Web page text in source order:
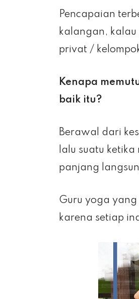
Pencapaian
kalangan, kalau
privat /
Kenapa
baik itu?
Berawal dari
lalu suatu
panjang
Guru yoga
karena setiap